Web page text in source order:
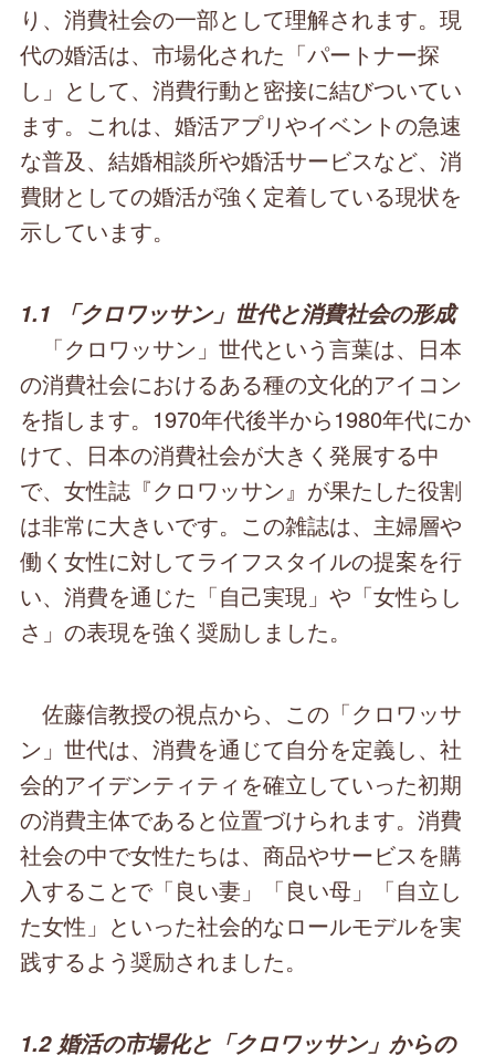
り、消費社会の一部として理解されます。現
代の婚活は、市場化された「パートナー探
し」として、消費行動と密接に結びついてい
ます。これは、婚活アプリやイベントの急速
な普及、結婚相談所や婚活サービスなど、消
費財としての婚活が強く定着している現状を
示しています。
1.1 「クロワッサン」世代と消費社会の形成
「クロワッサン」世代という言葉は、日本
の消費社会におけるある種の文化的アイコン
を指します。1970年代後半から1980年代にか
けて、日本の消費社会が大きく発展する中
で、女性誌『クロワッサン』が果たした役割
は非常に大きいです。この雑誌は、主婦層や
働く女性に対してライフスタイルの提案を行
い、消費を通じた「自己実現」や「女性らし
さ」の表現を強く奨励しました。
佐藤信教授の視点から、この「クロワッサ
ン」世代は、消費を通じて自分を定義し、社
会的アイデンティティを確立していった初期
の消費主体であると位置づけられます。消費
社会の中で女性たちは、商品やサービスを購
入することで「良い妻」「良い母」「自立し
た女性」といった社会的なロールモデルを実
践するよう奨励されました。
1.2 婚活の市場化と「クロワッサン」からの